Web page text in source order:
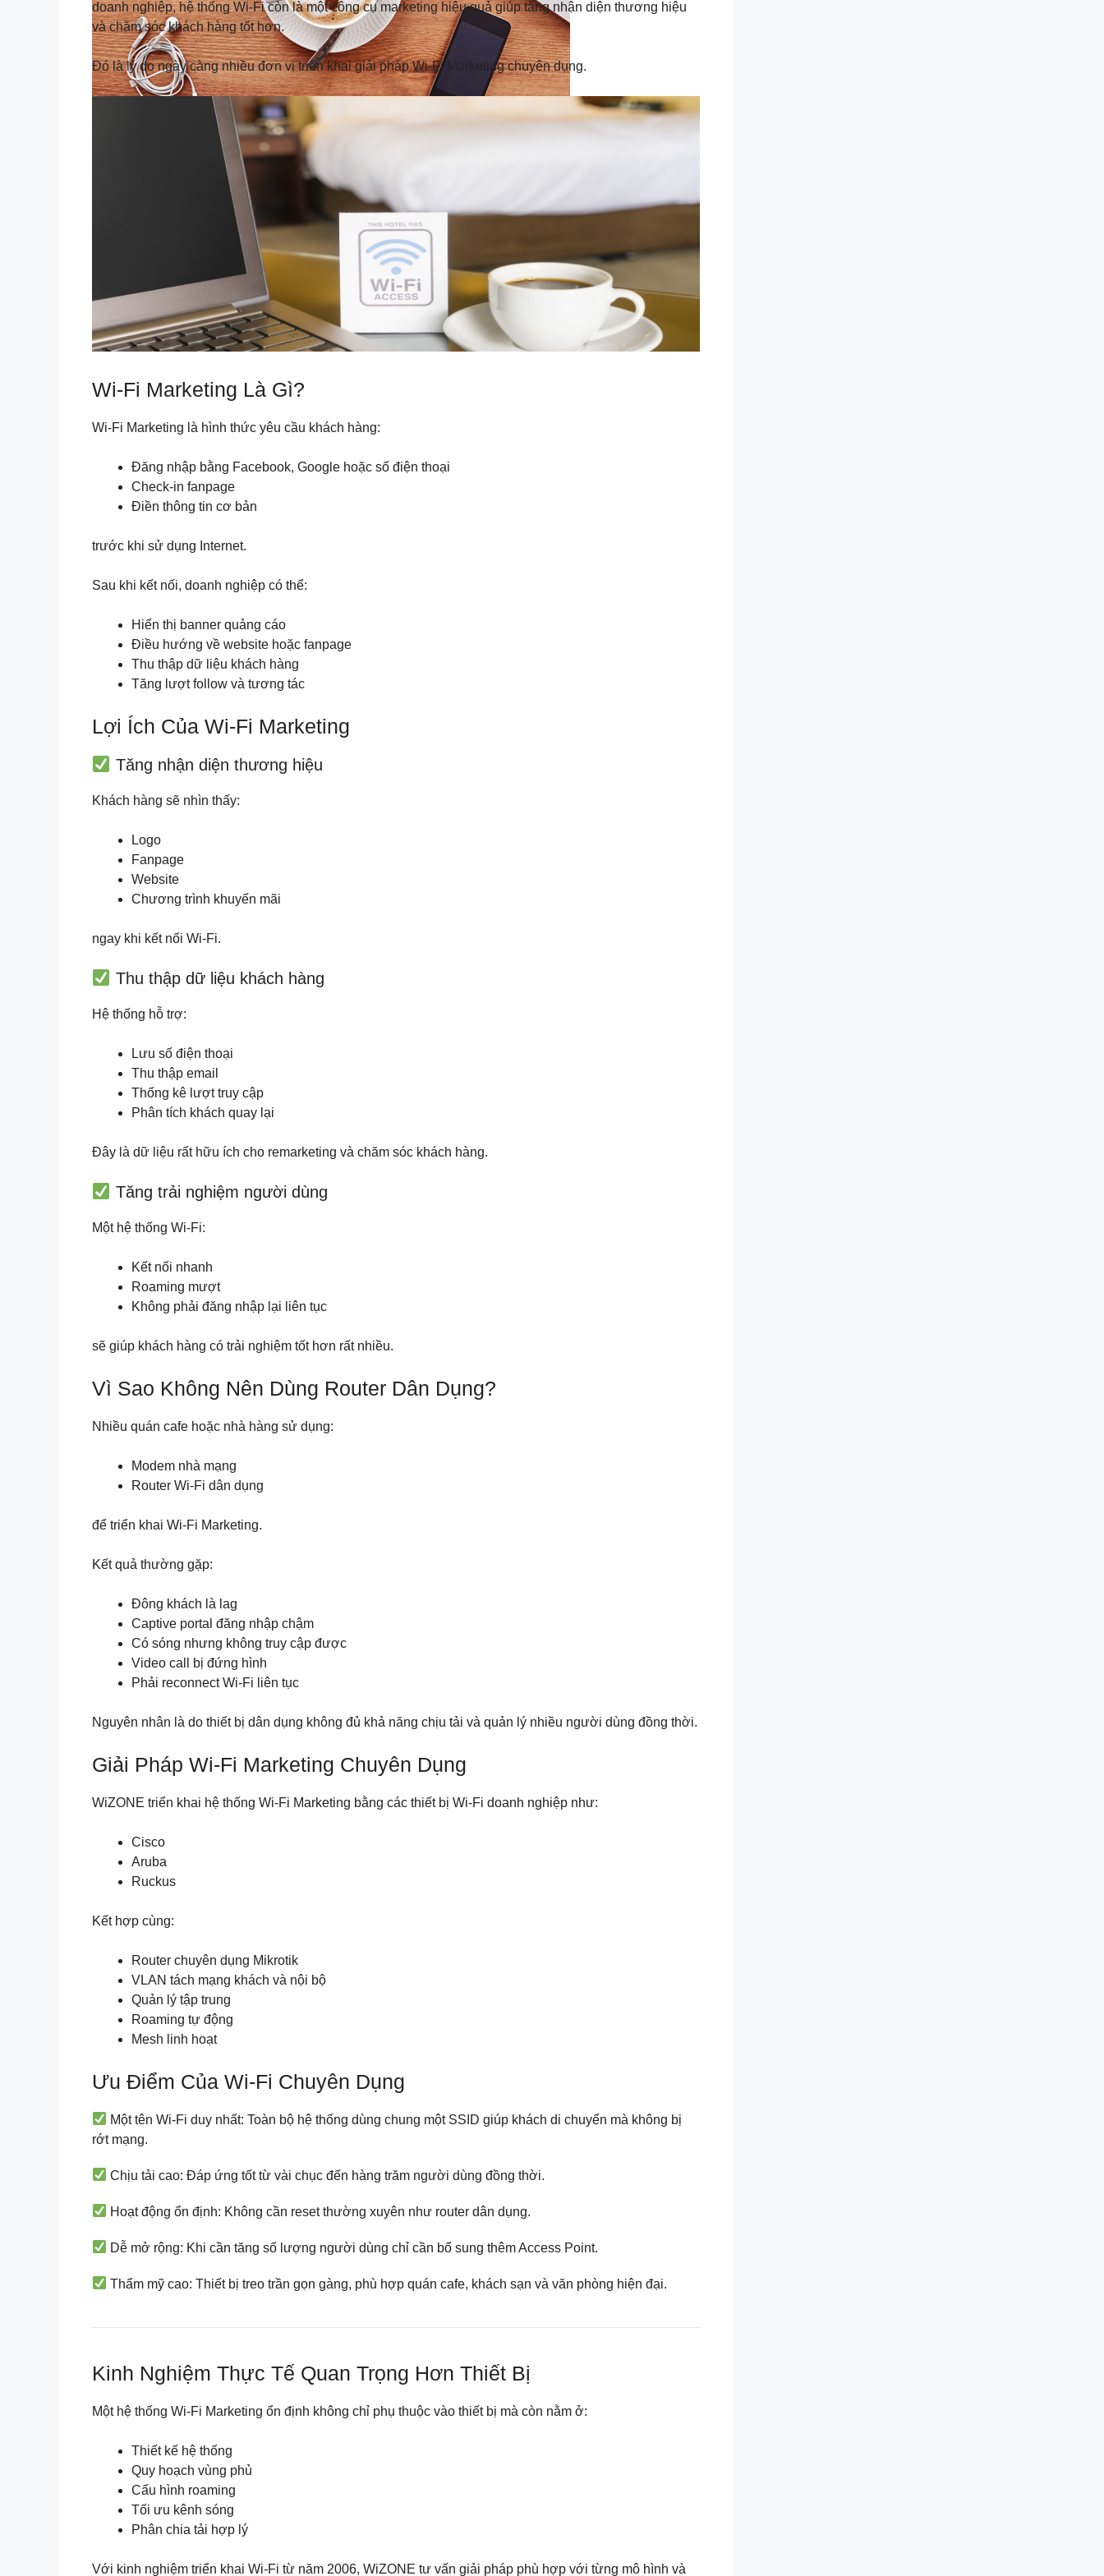
doanh nghiệp, hệ thống Wi-Fi còn là một công cụ marketing hiệu quả giúp tăng nhận diện thương hiệu
và chăm sóc khách hàng tốt hơn.
Đó là lý do ngày càng nhiều đơn vị triển khai giải pháp Wi-Fi Marketing chuyên dụng.
Wi-Fi Marketing Là Gì?
Wi-Fi Marketing là hình thức yêu cầu khách hàng:
Đăng nhập bằng Facebook, Google hoặc số điện thoại
Check-in fanpage
Điền thông tin cơ bản
trước khi sử dụng Internet.
Sau khi kết nối, doanh nghiệp có thể:
Hiển thị banner quảng cáo
Điều hướng về website hoặc fanpage
Thu thập dữ liệu khách hàng
Tăng lượt follow và tương tác
Lợi Ích Của Wi-Fi Marketing
Tăng nhận diện thương hiệu
Khách hàng sẽ nhìn thấy:
Logo
Fanpage
Website
Chương trình khuyến mãi
ngay khi kết nối Wi-Fi.
Thu thập dữ liệu khách hàng
Hệ thống hỗ trợ:
Lưu số điện thoại
Thu thập email
Thống kê lượt truy cập
Phân tích khách quay lại
Đây là dữ liệu rất hữu ích cho remarketing và chăm sóc khách hàng.
Tăng trải nghiệm người dùng
Một hệ thống Wi-Fi:
Kết nối nhanh
Roaming mượt
Không phải đăng nhập lại liên tục
sẽ giúp khách hàng có trải nghiệm tốt hơn rất nhiều.
Vì Sao Không Nên Dùng Router Dân Dụng?
Nhiều quán cafe hoặc nhà hàng sử dụng:
Modem nhà mạng
Router Wi-Fi dân dụng
để triển khai Wi-Fi Marketing.
Kết quả thường gặp:
Đông khách là lag
Captive portal đăng nhập chậm
Có sóng nhưng không truy cập được
Video call bị đứng hình
Phải reconnect Wi-Fi liên tục
Nguyên nhân là do thiết bị dân dụng không đủ khả năng chịu tải và quản lý nhiều người dùng đồng thời.
Giải Pháp Wi-Fi Marketing Chuyên Dụng
WiZONE triển khai hệ thống Wi-Fi Marketing bằng các thiết bị Wi-Fi doanh nghiệp như:
Cisco
Aruba
Ruckus
Kết hợp cùng:
Router chuyên dụng Mikrotik
VLAN tách mạng khách và nội bộ
Quản lý tập trung
Roaming tự động
Mesh linh hoạt
Ưu Điểm Của Wi-Fi Chuyên Dụng
Một tên Wi-Fi duy nhất: Toàn bộ hệ thống dùng chung một SSID giúp khách di chuyển mà không bị
rớt mạng.
Chịu tải cao: Đáp ứng tốt từ vài chục đến hàng trăm người dùng đồng thời.
Hoạt động ổn định: Không cần reset thường xuyên như router dân dụng.
Dễ mở rộng: Khi cần tăng số lượng người dùng chỉ cần bổ sung thêm Access Point.
Thẩm mỹ cao: Thiết bị treo trần gọn gàng, phù hợp quán cafe, khách sạn và văn phòng hiện đại.
Kinh Nghiệm Thực Tế Quan Trọng Hơn Thiết Bị
Một hệ thống Wi-Fi Marketing ổn định không chỉ phụ thuộc vào thiết bị mà còn nằm ở:
Thiết kế hệ thống
Quy hoạch vùng phủ
Cấu hình roaming
Tối ưu kênh sóng
Phân chia tải hợp lý
Với kinh nghiệm triển khai Wi-Fi từ năm 2006, WiZONE tư vấn giải pháp phù hợp với từng mô hình và